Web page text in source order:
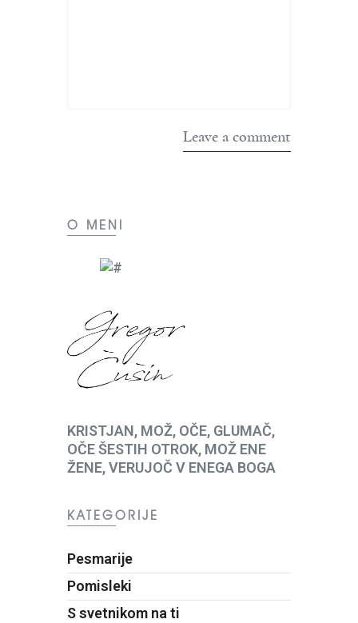
O MENI
KRISTJAN, MOŽ, OČE, GLUMAČ,
OČE ŠESTIH OTROK, MOŽ ENE
ŽENE, VERUJOČ V ENEGA BOGA
KATEGORIJE
Pesmarije
Pomisleki
S svetnikom na ti